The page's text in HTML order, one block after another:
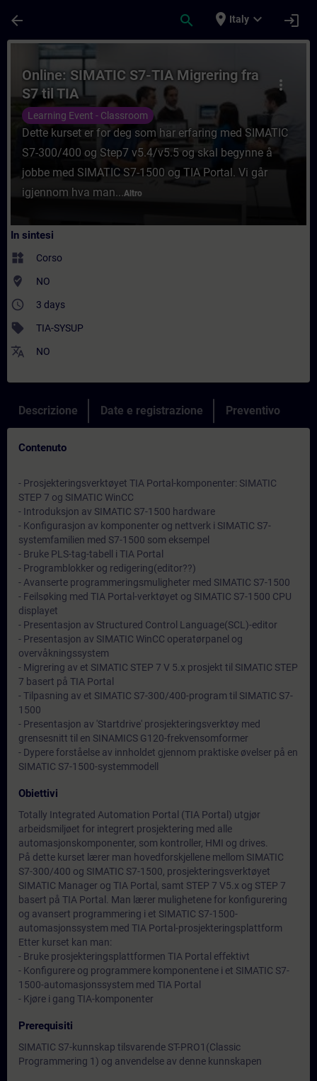
arrow_back search place Italy expand_more login
Corso - Online: SIMATIC S7-TIA
more_vert
Online: SIMATIC S7-TIA Migrering fra
S7 til TIA
Learning Event - Classroom
Dette kurset er for deg som har erfaring med SIMATIC
S7-300/400 og Step7 v5.4/v5.5 og skal begynne å
jobbe med SIMATIC S7-1500 og TIA Portal. Vi går
igjennom hva man...Altro
In sintesi
widgets Corso
where_to_vote NO
access_time 3 days
sell TIA-SYSUP
translate NO
Descrizione Date e registrazione Preventivo
Contenuto
- Prosjekteringsverktøyet TIA Portal-komponenter: SIMATIC
STEP 7 og SIMATIC WinCC
- Introduksjon av SIMATIC S7-1500 hardware
- Konfigurasjon av komponenter og nettverk i SIMATIC S7-
systemfamilien med S7-1500 som eksempel
- Bruke PLS-tag-tabell i TIA Portal
- Programblokker og redigering(editor??)
- Avanserte programmeringsmuligheter med SIMATIC S7-1500
- Feilsøking med TIA Portal-verktøyet og SIMATIC S7-1500 CPU
displayet
- Presentasjon av Structured Control Language(SCL)-editor
- Presentasjon av SIMATIC WinCC operatørpanel og
overvåkningssystem
- Migrering av et SIMATIC STEP 7 V 5.x prosjekt til SIMATIC STEP
7 basert på TIA Portal
- Tilpasning av et SIMATIC S7-300/400-program til SIMATIC S7-
1500
- Presentasjon av 'Startdrive' prosjekteringsverktøy med
grensesnitt til en SINAMICS G120-frekvensomformer
- Dypere forståelse av innholdet gjennom praktiske øvelser på en
SIMATIC S7-1500-systemmodell
Obiettivi
Totally Integrated Automation Portal (TIA Portal) utgjør
arbeidsmiljøet for integrert prosjektering med alle
automasjonskomponenter, som kontroller, HMI og drives.
På dette kurset lærer man hovedforskjellene mellom SIMATIC
S7-300/400 og SIMATIC S7-1500, prosjekteringsverktøyet
SIMATIC Manager og TIA Portal, samt STEP 7 V5.x og STEP 7
basert på TIA Portal. Man lærer mulighetene for konfigurering
og avansert programmering i et SIMATIC S7-1500-
automasjonssystem med TIA Portal-prosjekteringsplattform
Etter kurset kan man:
- Bruke prosjekteringsplattformen TIA Portal effektivt
- Konfigurere og programmere komponentene i et SIMATIC S7-
1500-automasjonssystem med TIA Portal
- Kjøre i gang TIA-komponenter
Prerequisiti
SIMATIC S7-kunnskap tilsvarende ST-PRO1(Classic
Programmering 1) og anvendelse av denne kunnskapen